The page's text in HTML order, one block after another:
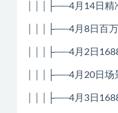
│││├──4月14日精
│││├──4月8日百
│││├──4月2日
│││├──4月20日场
│││├──4月3日